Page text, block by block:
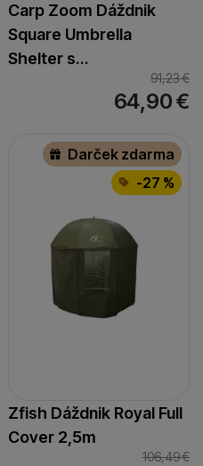
Carp Zoom Dáždnik
Square Umbrella
Shelter s…
91,23€
64,90€
Darček zdarma
-27 %
Zfish Dáždnik Royal Full
Cover 2,5m
106,49€